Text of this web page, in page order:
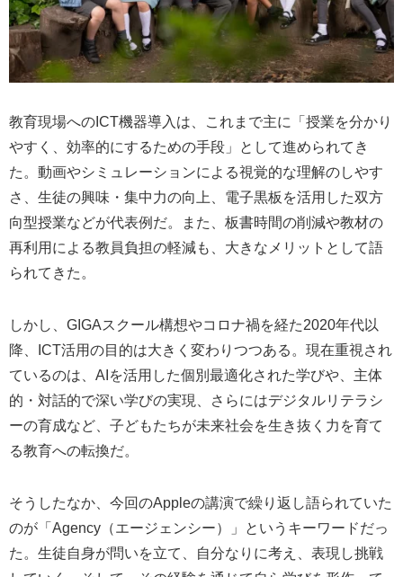
教育現場へのICT機器導入は、これまで主に「授業を分かり
やすく、効率的にするための手段」として進められてき
た。動画やシミュレーションによる視覚的な理解のしやす
さ、生徒の興味・集中力の向上、電子黒板を活用した双方
向型授業などが代表例だ。また、板書時間の削減や教材の
再利用による教員負担の軽減も、大きなメリットとして語
られてきた。
しかし、GIGAスクール構想やコロナ禍を経た2020年代以
降、ICT活用の目的は大きく変わりつつある。現在重視され
ているのは、AIを活用した個別最適化された学びや、主体
的・対話的で深い学びの実現、さらにはデジタルリテラシ
ーの育成など、子どもたちが未来社会を生き抜く力を育て
る教育への転換だ。
そうしたなか、今回のAppleの講演で繰り返し語られていた
のが「Agency（エージェンシー）」というキーワードだっ
た。生徒自身が問いを立て、自分なりに考え、表現し挑戦